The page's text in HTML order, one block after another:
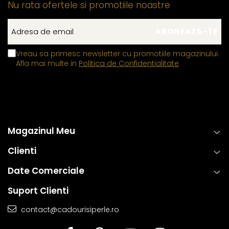
Nu rata ofertele si promotiile noastre
Vreau sa primesc newsletter cu promotiile magazinului.
Afla mai multe in Politica de Confidentialitate
Magazinul Meu
Clienti
Date Comerciale
Suport Clienti
contact@cadourisiperle.ro